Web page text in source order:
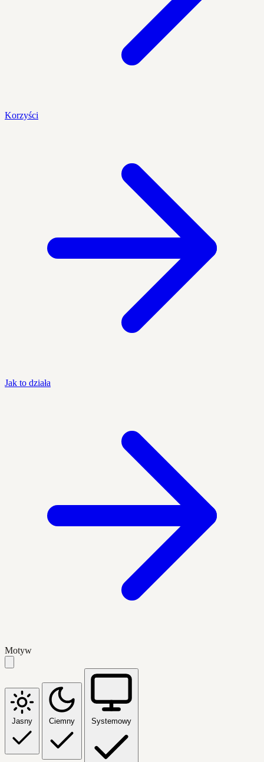
Korzyści
Jak to działa
Motyw
Jasny Ciemny Systemowy